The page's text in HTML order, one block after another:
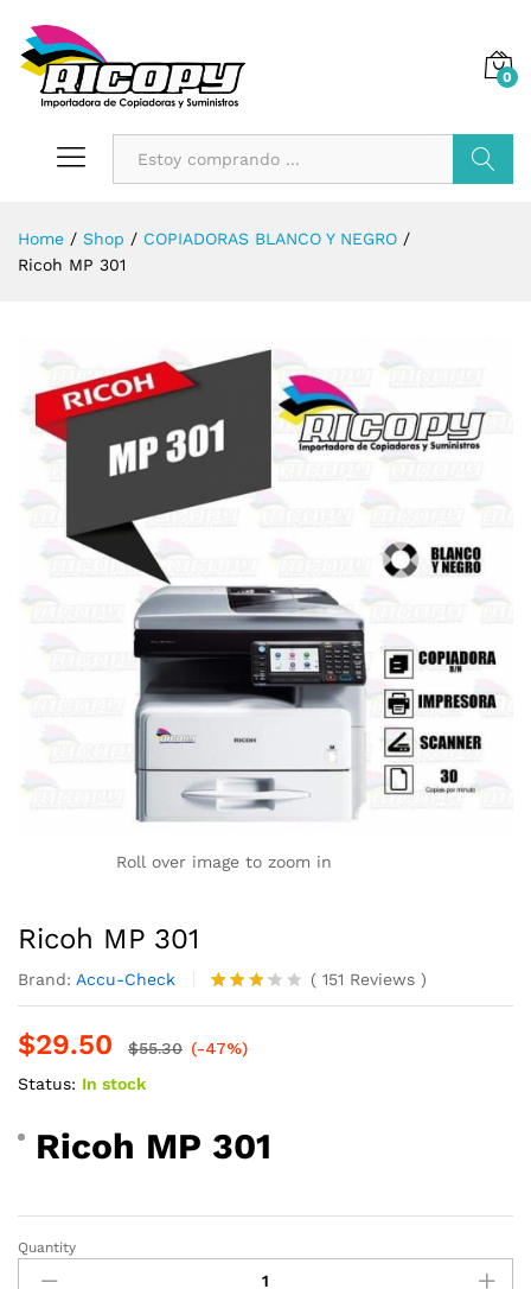
0
Home / Shop / COPIADORAS BLANCO Y NEGRO /
Ricoh MP 301
Roll over image to zoom in
Ricoh MP 301
Brand: Accu-Check
Valorad
3.18
de 5
110
valoraci
ones
s
( 151 Reviews )
$29.50 $55.30 (-47%)
Status: In stock
Ricoh MP 301
Ricoh
Quantity